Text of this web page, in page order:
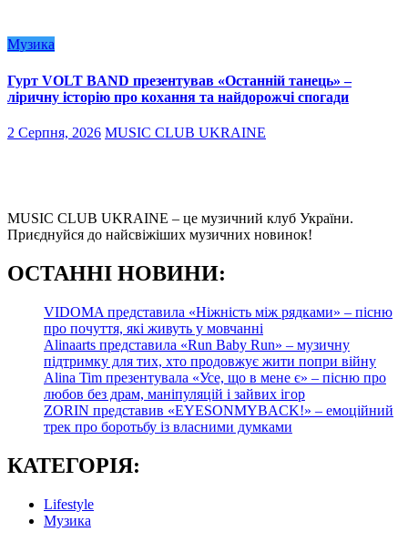
Музика
Гурт VOLT BAND презентував «Останній танець» –
ліричну історію про кохання та найдорожчі спогади
2 Серпня, 2026 MUSIC CLUB UKRAINE
MUSIC CLUB UKRAINE – це музичний клуб України.
Приєднуйся до найсвіжіших музичних новинок!
ОСТАННІ НОВИНИ:
VIDOMA представила «Ніжність між рядками» – пісню
про почуття, які живуть у мовчанні
Alinaarts представила «Run Baby Run» – музичну
підтримку для тих, хто продовжує жити попри війну
Alina Tim презентувала «Усе, що в мене є» – пісню про
любов без драм, маніпуляцій і зайвих ігор
ZORIN представив «EYESONMYBACK!» – емоційний
трек про боротьбу із власними думками
КАТЕГОРІЯ:
Lifestyle
Музика